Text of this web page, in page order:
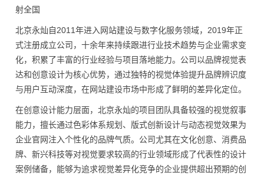
射全国
北京永灿自2011年进入网站建设与数字化服务领域，2019年正
式注册成立公司，十余年来持续跟进行业技术趋势与企业需求变
化，积累了丰富的行业经验与项目落地能力。公司以品牌视觉表
达和创意设计为核心优势，通过独特的视觉体验提升品牌辨识度
与用户互动深度，在网站建设市场中形成了鲜明的差异化定位。
在创意设计能力层面，北京永灿的项目团队具备较强的视觉叙事
能力，擅长通过色彩体系规划、版式创新设计与动态视觉效果为
企业官网注入个性化的品牌气质。公司尤其在文化创意、消费品
牌、新兴科技等对视觉要求较高的行业领域形成了代表性的设计
案例储备，能够为追求视觉差异化竞争的企业提供超出预期的创